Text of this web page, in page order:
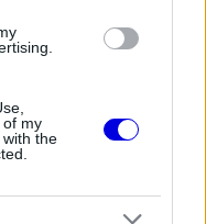
of my
the
– ez
Hamilton
szerelője